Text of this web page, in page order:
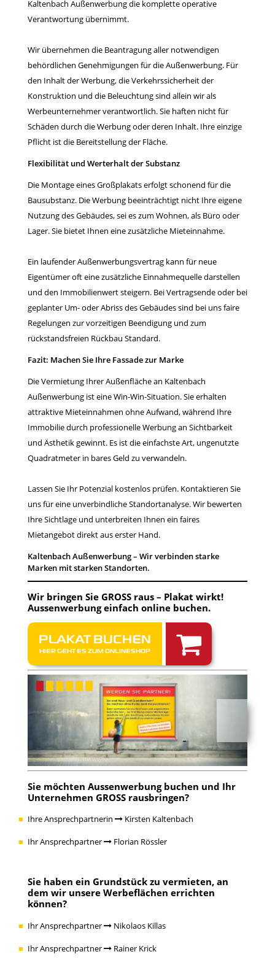
Kaltenbach Außenwerbung die komplette operative
Verantwortung übernimmt.
Wir übernehmen die Beantragung aller notwendigen
behördlichen Genehmigungen für die Außenwerbung. Für
den Inhalt der Werbung, die Verkehrssicherheit der
Konstruktion und die Beleuchtung sind allein wir als
Werbeunternehmer verantwortlich. Sie haften nicht für
Schäden durch die Werbung oder deren Inhalt. Ihre einzige
Pflicht ist die Bereitstellung der Fläche.
Flexibilität und Werterhalt der Substanz
Die Montage eines Großplakats erfolgt schonend für die
Bausubstanz. Die Werbung beeinträchtigt nicht Ihre eigene
Nutzung des Gebäudes, sei es zum Wohnen, als Büro oder
Lager. Sie bietet Ihnen eine zusätzliche Mieteinnahme.
Ein laufender Außenwerbungsvertrag kann für neue
Eigentümer oft eine zusätzliche Einnahmequelle darstellen
und den Immobilienwert steigern. Bei Vertragsende oder bei
geplanter Um- oder Abriss des Gebäudes sind bei uns faire
Regelungen zur vorzeitigen Beendigung und zum
rückstandsfreien Rückbau Standard.
Fazit: Machen Sie Ihre Fassade zur Marke
Die Vermietung Ihrer Außenfläche an Kaltenbach
Außenwerbung ist eine Win-Win-Situation. Sie erhalten
attraktive Mieteinnahmen ohne Aufwand, während Ihre
Immobilie durch professionelle Werbung an Sichtbarkeit
und Ästhetik gewinnt. Es ist die einfachste Art, ungenutzte
Quadratmeter in bares Geld zu verwandeln.
Lassen Sie Ihr Potenzial kostenlos prüfen. Kontaktieren Sie
uns für eine unverbindliche Standortanalyse. Wir bewerten
Ihre Sichtlage und unterbreiten Ihnen ein faires
Mietangebot direkt aus erster Hand.
Kaltenbach Außenwerbung – Wir verbinden starke
Marken mit starken Standorten.
Wir bringen Sie GROSS raus – Plakat wirkt!
Aussenwerbung einfach online buchen.
PLAKAT BUCHEN
HIER GEHT ES ZUM ONLINESHOP
Sie möchten Aussenwerbung buchen und Ihr
Unternehmen GROSS rausbringen?
Ihre Ansprechpartnerin Kirsten Kaltenbach
Ihr Ansprechpartner Florian Rössler
Sie haben ein Grundstück zu vermieten, an
dem wir unsere Werbeflächen errichten
können?
Ihr Ansprechpartner Nikolaos Killas
Ihr Ansprechpartner Rainer Krick